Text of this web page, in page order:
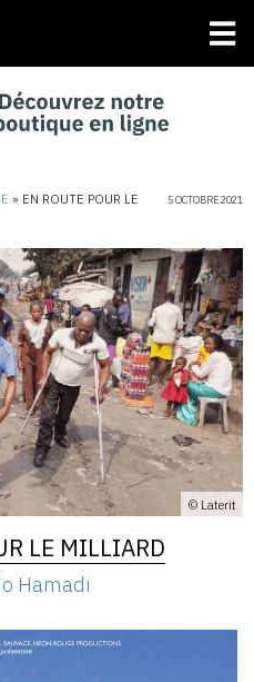
» EN ROUTE POUR LE
5 OCTOBRE 2021
© Laterit
LE MILLIARD
Hamadi